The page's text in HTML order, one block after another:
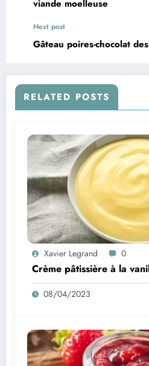
viande moelleuse
Next post
Gâteau poires-chocolat
RELATED POSTS
Xavier Legrand 0
Crème pâtissière à la
08/04/2023